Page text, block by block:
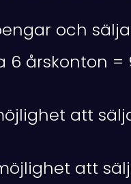
och
6 årskonton =
att
att